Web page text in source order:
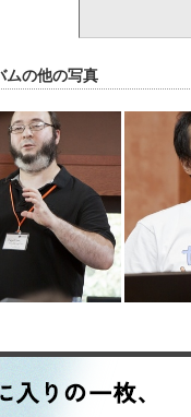
ムの他の写真